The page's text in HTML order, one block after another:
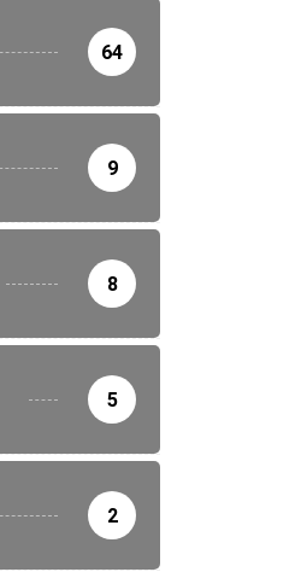
64
9
8
5
2